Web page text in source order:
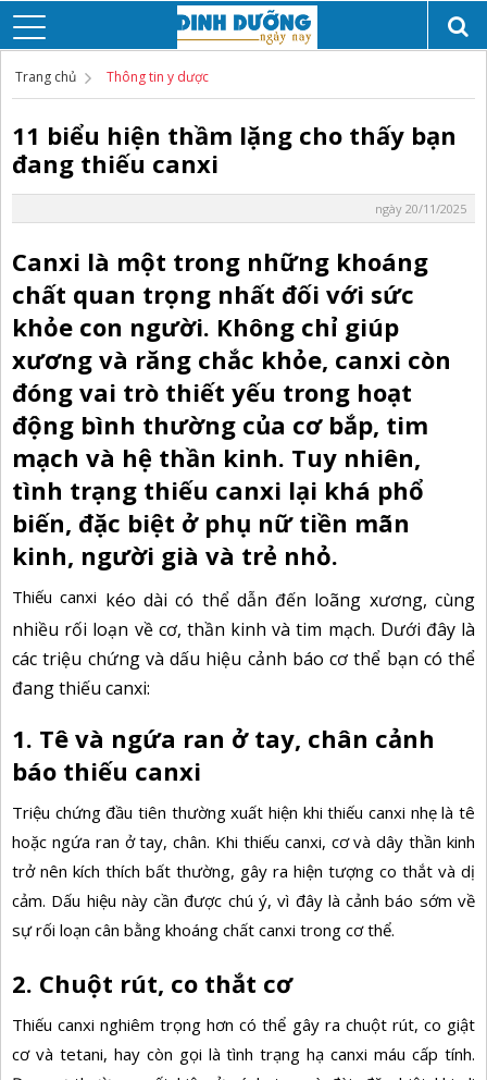
Trang chủ Thông tin y dược
11 biểu hiện thầm lặng cho thấy bạn
đang thiếu canxi
ngày 20/11/2025
Canxi là một trong những khoáng
chất quan trọng nhất đối với sức
khỏe con người. Không chỉ giúp
xương và răng chắc khỏe, canxi còn
đóng vai trò thiết yếu trong hoạt
động bình thường của cơ bắp, tim
mạch và hệ thần kinh. Tuy nhiên,
tình trạng thiếu canxi lại khá phổ
biến, đặc biệt ở phụ nữ tiền mãn
kinh, người già và trẻ nhỏ.
Thiếu canxi kéo dài có thể dẫn đến loãng xương, cùng
nhiều rối loạn về cơ, thần kinh và tim mạch. Dưới đây là
các triệu chứng và dấu hiệu cảnh báo cơ thể bạn có thể
đang thiếu canxi:
1. Tê và ngứa ran ở tay, chân cảnh
báo thiếu canxi
Triệu chứng đầu tiên thường xuất hiện khi thiếu canxi nhẹ là tê
hoặc ngứa ran ở tay, chân. Khi thiếu canxi, cơ và dây thần kinh
trở nên kích thích bất thường, gây ra hiện tượng co thắt và dị
cảm. Dấu hiệu này cần được chú ý, vì đây là cảnh báo sớm về
sự rối loạn cân bằng khoáng chất canxi trong cơ thể.
2. Chuột rút, co thắt cơ
Thiếu canxi nghiêm trọng hơn có thể gây ra chuột rút, co giật
cơ và tetani, hay còn gọi là tình trạng hạ canxi máu cấp tính.